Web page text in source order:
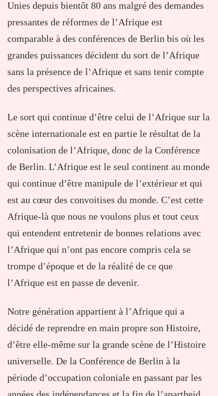
Unies depuis bientôt 80 ans malgré des demandes
pressantes de réformes de l’Afrique est
comparable à des conférences de Berlin bis où les
grandes puissances décident du sort de l’Afrique
sans la présence de l’Afrique et sans tenir compte
des perspectives africaines.
Le sort qui continue d’être celui de l’Afrique sur la
scène internationale est en partie le résultat de la
colonisation de l’Afrique, donc de la Conférence
de Berlin. L’Afrique est le seul continent au monde
qui continue d’être manipule de l’extérieur et qui
est au cœur des convoitises du monde. C’est cette
Afrique-là que nous ne voulons plus et tout ceux
qui entendent entretenir de bonnes relations avec
l’Afrique qui n’ont pas encore compris cela se
trompe d’époque et de la réalité de ce que
l’Afrique est en passe de devenir.
Notre génération appartient à l’Afrique qui a
décidé de reprendre en main propre son Histoire,
d’être elle-même sur la grande scène de l’Histoire
universelle. De la Conférence de Berlin à la
période d’occupation coloniale en passant par les
années des indépendances et la fin de l’apartheid